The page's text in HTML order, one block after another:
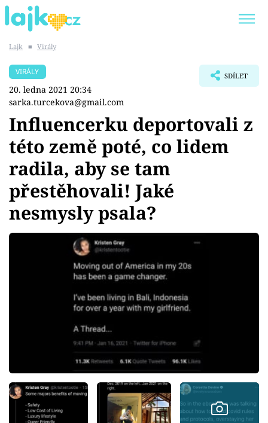
SHOPAHOLICADEL
Témata
Showbyznys
Youtubeři
Sex a vztahy
Sledujte prima+
Přihlášení
Sledujte nás
Lajk ■ Virály
VIRÁLY
20. ledna 2021 20:34
sarka.turcekova@gmail.com
SDÍLET
Influencerku deportovali z
této země poté, co lidem
radila, aby se tam
přestěhovali! Jaké
nesmysly psala?